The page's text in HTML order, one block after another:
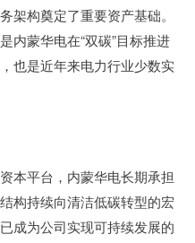
架构奠定了重要资产基础。
内蒙华电在“双碳”目标推进
也是近年来电力行业少数实
本平台，内蒙华电长期承担
构持续向清洁低碳转型的宏
成为公司实现可持续发展的